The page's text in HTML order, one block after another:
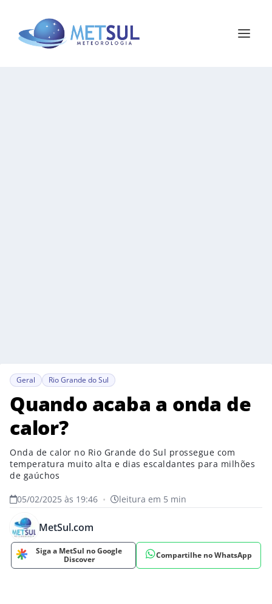
Geral Rio Grande do Sul
Quando acaba a onda de
calor?
Onda de calor no Rio Grande do Sul prossegue com
temperatura muito alta e dias escaldantes para milhões
de gaúchos
05/02/2025 às 19:46 • leitura em 5 min
MetSul.com
Siga a MetSul no Google
Discover
Compartilhe no WhatsApp